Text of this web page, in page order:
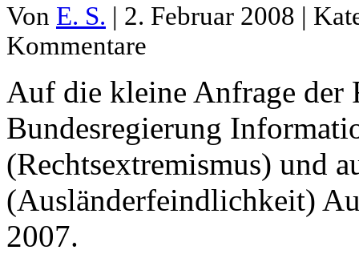
Von E. S. | 2. Februar 2008 |
Kommentare
Auf die kleine Anfrage
Bundesregierung
(Rechtsextremismus) und
(Ausländerfeindlichkeit)
2007.